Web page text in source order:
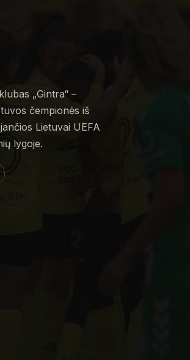
„Gintra“ –
čempionės iš
Lietuvai UEFA
lygoje.